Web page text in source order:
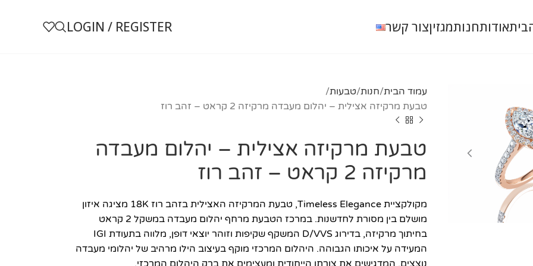
אודותחנותמגזיןצור קשר LOGIN / REGISTER
עמוד הבית חנות טבעות
טבעת מרקיזה אצילית – יהלום מעבדה מרקיזה 2 קראט – זהב רוז
טבעת מרקיזה אצילית – יהלום מעבדה
מרקיזה 2 קראט – זהב רוז
מקולקציית Timeless Elegance, טבעת המרקיזה האצילית בזהב רוז 18K מציגה איזון
מושלם בין מסורת לחדשנות. במרכז הטבעת מרחף יהלום מעבדה במשקל 2 קראט
בחיתוך מרקיזה, בדירוג D/VVS המשקף שקיפות וזוהר יוצאי דופן, מלווה בתעודת IGI
המעידה על איכותו הגבוהה. היהלום המרכזי מוקף בעיצוב הילו מרהיב של יהלומי מעבדה
נוצצים, המדגישים את צורתו הייחודית ומעצימים את ברק היהלום המרכזי.